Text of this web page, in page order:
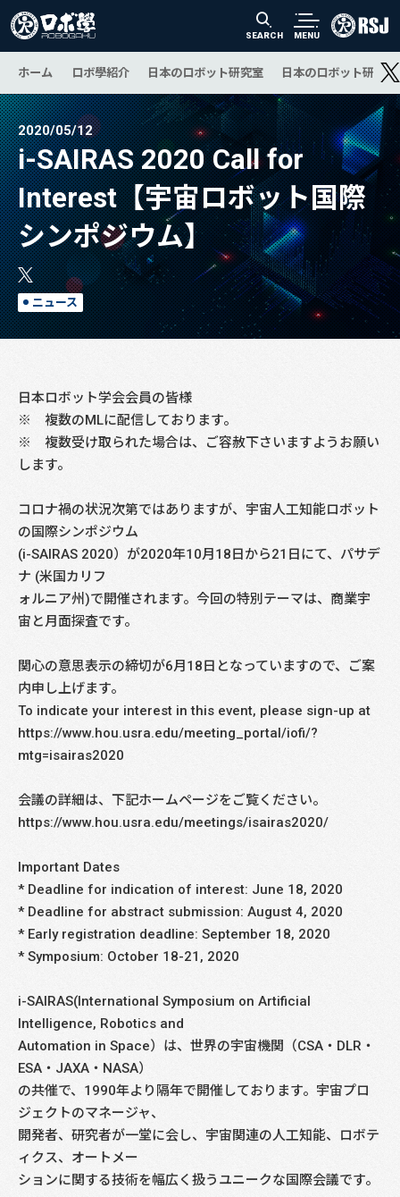
SEARCH MENU
ホーム ロボ學紹介 日本のロボット研究室 日本のロボット研究
2020/05/12
i-SAIRAS 2020 Call for
Interest【宇宙ロボット国際
シンポジウム】
ニュース
日本ロボット学会会員の皆様
※ 複数のMLに配信しております。
※ 複数受け取られた場合は、ご容赦下さいますようお願い
します。
コロナ禍の状況次第ではありますが、宇宙人工知能ロボット
の国際シンポジウム
(i-SAIRAS 2020）が2020年10月18日から21日にて、パサデ
ナ (米国カリフ
ォルニア州)で開催されます。今回の特別テーマは、商業宇
宙と月面探査です。
関心の意思表示の締切が6月18日となっていますので、ご案
内申し上げます。
To indicate your interest in this event, please sign-up at
https://www.hou.usra.edu/meeting_portal/iofi/?
mtg=isairas2020
会議の詳細は、下記ホームページをご覧ください。
https://www.hou.usra.edu/meetings/isairas2020/
Important Dates
* Deadline for indication of interest: June 18, 2020
* Deadline for abstract submission: August 4, 2020
* Early registration deadline: September 18, 2020
* Symposium: October 18-21, 2020
i-SAIRAS(International Symposium on Artificial
Intelligence, Robotics and
Automation in Space）は、世界の宇宙機関（CSA・DLR・
ESA・JAXA・NASA）
の共催で、1990年より隔年で開催しております。宇宙プロ
ジェクトのマネージャ、
開発者、研究者が一堂に会し、宇宙関連の人工知能、ロボテ
ィクス、オートメー
ションに関する技術を幅広く扱うユニークな国際会議です。